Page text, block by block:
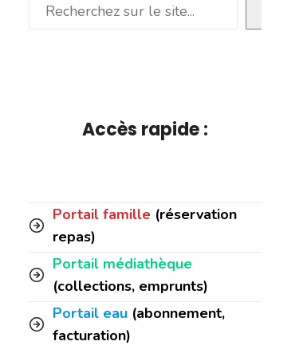
Accès rapide :
Portail famille (réservation
repas)
Portail médiathèque
(collections, emprunts)
Portail eau (abonnement,
facturation)